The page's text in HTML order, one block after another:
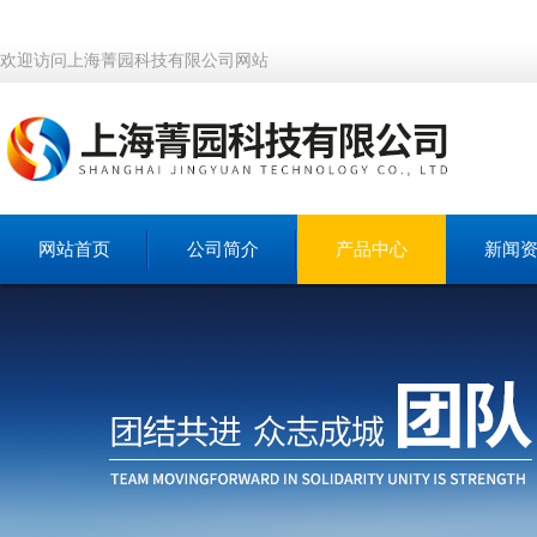
欢迎访问上海菁园科技有限公司网站
网站首页 公司简介 产品中心 新闻